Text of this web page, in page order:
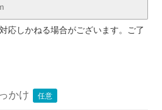
応しかねる場合がございます。ご了
かけ 任意